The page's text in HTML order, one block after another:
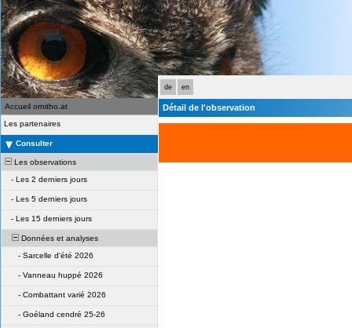
de en
Accueil ornitho.at
Les partenaires
Consulter
Les observations
- Les 2 derniers jours
- Les 5 derniers jours
- Les 15 derniers jours
Données et analyses
- Sarcelle d'été 2026
- Vanneau huppé 2026
- Combattant varié 2026
- Goéland cendré 25-26
Détail de l'observation